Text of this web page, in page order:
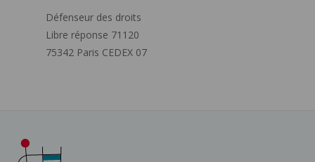
Défenseur des droits
Libre réponse 71120
75342 Paris CEDEX 07